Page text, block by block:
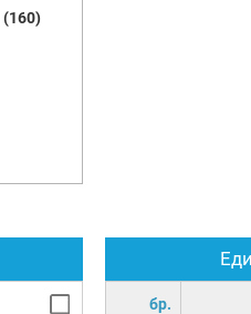
(160)
бр.